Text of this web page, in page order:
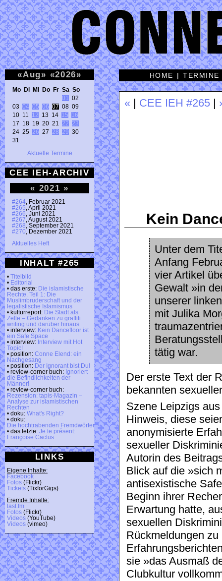
«Aug» «2026»
Mo Di Mi Do Fr Sa So
01
02
03 04 05 06 07 08 09
10 11 12 13 14 15
16
17 18 19 20 21 22
23
24 25 26 27 28 29 30
31
Aktuelle Termine
CEE IEH-ARCHIV
« 2021 »
#264 , Februar 2021
#265 , April 2021
#266 , Juni 2021
#267 , August 2021
#268 , September 2021
#270 , Dezember 2021
Aktuelles Heft
INHALT #265
• Titelbild
• Editorial
• das erste: Die islamistische
Rechte. Teil 1: Die
Muslimbruderschaft und der
legalistische Islamismus
• kulturreport: Die Stadt als
Zelle – Gedanken zu graffiti
writing und darüber hinaus
• interview: Kein Dancefloor ist
ein Safe Space
• interview: Interview mit Hot
Topic!
• position: Conne Elend: ein
Nachgesang
• position: Der Ignorant bist Du!
• review-corner buch: Ignoriert
die Befindlichkeiten der
Männer!
• review-corner buch:
Rezension: tapis-Magazin –
Analyse zur islamistischen
Rechten
• doku: What's Right?
• doku:
Die hochtrabenden Fremdwörter
• das letzte: Je te présent:
Françoise Cactus
LINKS
Eigene Inhalte:
Facebook
Fotos (Flickr)
Tickets (TixforGigs)
Fremde Inhalte:
last.fm
Fotos (Flickr)
Videos (YouTube)
Videos (vimeo)
HOME |TERMINE
« CEE IEH #265
Kein
Unter dem
Anfang
vier Artikel
Gewalt »in
unserer
mit Julika
tätig war.
Der erste Text der
bekannten
Szene Leipzigs
Hinweis, diese
anonymisierte
sexueller
Autorin des
Blick auf die »sich
antisexistische
Beginn ihrer
Erwartung hatte,
sexuellen
Rückmeldungen
sie »das Ausmaß
Clubkultur